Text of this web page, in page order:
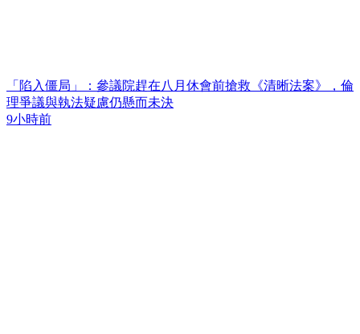
「陷入僵局」：參議院趕在八月休會前搶救《清晰法案》，倫
理爭議與執法疑慮仍懸而未決
9小時前